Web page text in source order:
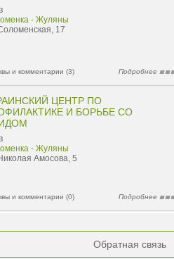
- Жуляны
17
и комментарии (3) Подробнее
ЦЕНТР ПО
И БОРЬБЕ СО
- Жуляны
Амосова, 5
и комментарии (0) Подробнее
Обратная связь